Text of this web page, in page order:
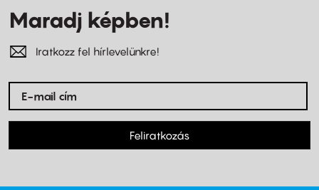
Maradj képben!
Iratkozz fel hírlevelünkre!
Feliratkozás